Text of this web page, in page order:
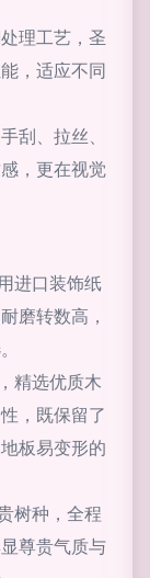
理工艺，圣
，适应不同
刮、拉丝、
，更在视觉
进口装饰纸
磨转数高，
精选优质木
，既保留了
板易变形的
树种，全程
尊贵气质与